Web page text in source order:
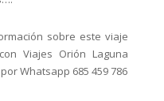
sobre este viaje
Viajes Orión Laguna
Whatsapp 685 459 786